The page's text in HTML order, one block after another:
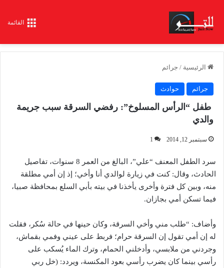
القائمة
الرئيسية / جرائم
جرائم حوادث
طفل “الرأس المسلوخ”: رفضي السرقة سبب جريمة
والدي
سبتمبر 12, 2014 1
سرد الطفل المعنف “علي”، البالغ من العمر 8 سنوات، تفاصيل
الحادث، وقال: كنت في زيارة لوالدي أنا وأخي؛ إذ إن أمي مطلقة
منه، وبين كل فترة وأخرى يأخذنا في بيته بأبي السلع بمحافظة صبيا،
فيما تسكن أمي بجازان.
وأضاف: “طلب مني وأخي السرقة، وكان حينها في حالة سُكر، فقلت
له إن أمي تقول إن السرقة حرام؛ فربط على عيني وفمي بقماش،
وجردني من ملابسي، وأدخلني الحمام، وترك الماء يُسكب على
رأسي بينما كان يضرب رأسي بعود المكنسة، ويردد: (خل ربي